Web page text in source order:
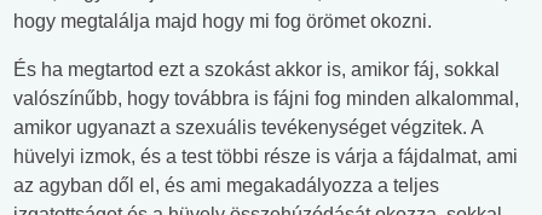
hogy megtalálja majd hogy mi fog örömet okozni.
És ha megtartod ezt a szokást akkor is, amikor fáj, sokkal
valószínűbb, hogy továbbra is fájni fog minden alkalommal,
amikor ugyanazt a szexuális tevékenységet végzitek. A
hüvelyi izmok, és a test többi része is várja a fájdalmat, ami
az agyban dől el, és ami megakadályozza a teljes